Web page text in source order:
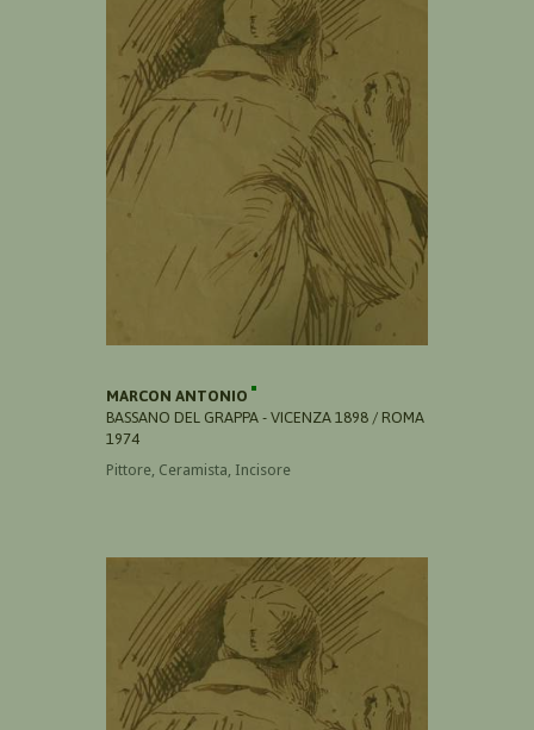
MARCON ANTONIO
BASSANO DEL GRAPPA - VICENZA 1898 / ROMA
1974
Pittore, Ceramista, Incisore